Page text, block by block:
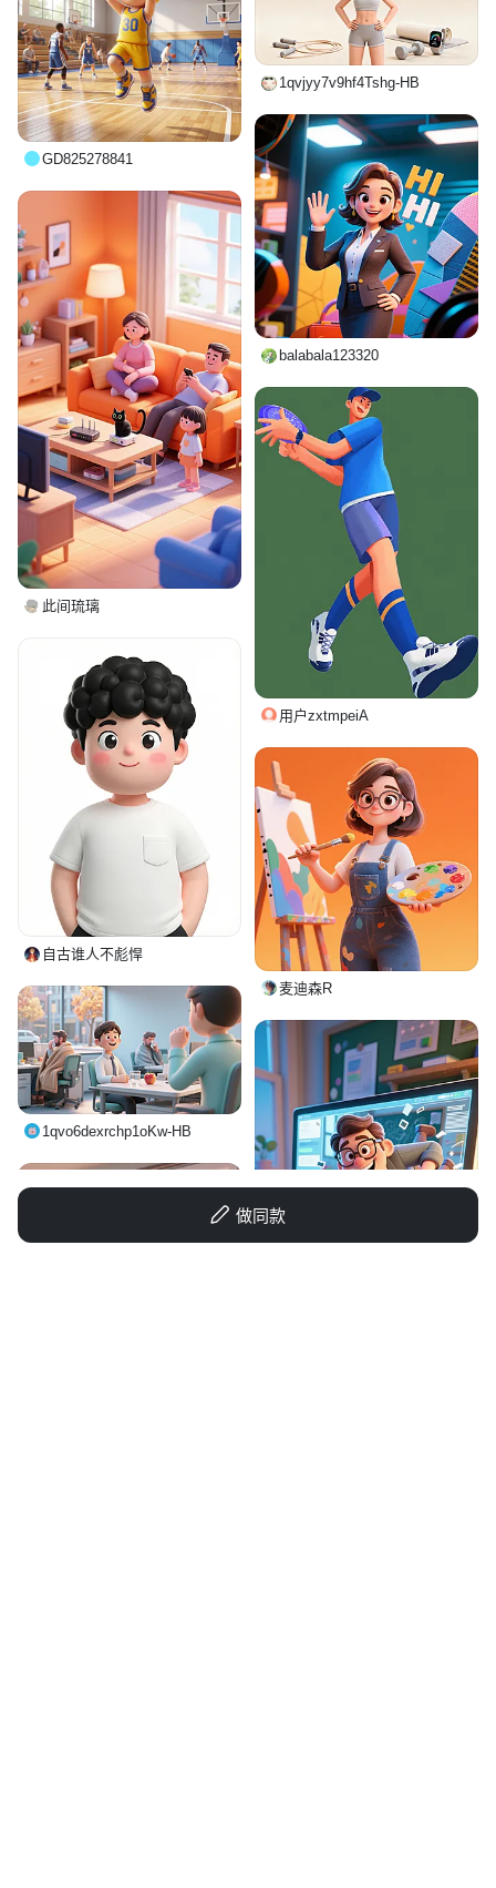
做同款
GD825278841
1qvjyy7v9hf4Tshg-HB
balabala123320
此间琉璃
用户zxtmpeiA
自古谁人不彪悍
麦迪森R
1qvo6dexrchp1oKw-HB